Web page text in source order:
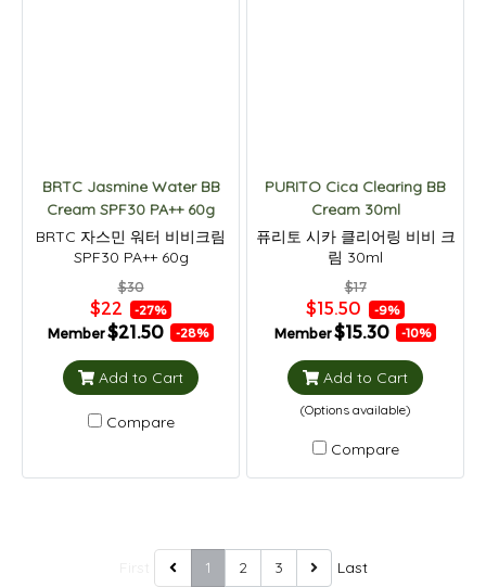
BRTC Jasmine Water BB
Cream SPF30 PA++ 60g
BRTC 자스민 워터 비비크림
SPF30 PA++ 60g
$30
$22 -27%
Member$21.50 -28%
Add to Cart
Compare
PURITO Cica Clearing BB
Cream 30ml
퓨리토 시카 클리어링 비비 크
림 30ml
$17
$15.50 -9%
Member$15.30 -10%
Add to Cart
(Options available)
Compare
1 2 3 Last